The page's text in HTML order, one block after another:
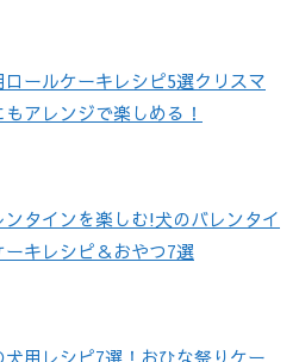
ロールケーキレシピ5選クリスマ
もアレンジで楽しめる！
ンタインを楽しむ!犬のバレンタイ
ーキレシピ＆おやつ7選
犬用レシピ7選！おひな祭りケー